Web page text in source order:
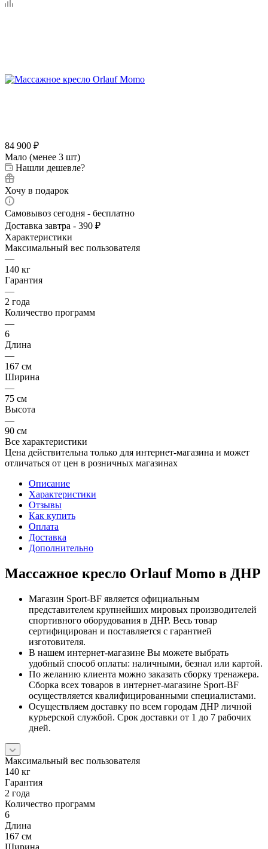
84 900 ₽
Мало (менее 3 шт)
Нашли дешевле?
Хочу в подарок
Самовывоз сегодня - бесплатно
Доставка завтра - 390 ₽
Характеристики
Максимальный вес пользователя
—
140 кг
Гарантия
—
2 года
Количество программ
—
6
Длина
—
167 см
Ширина
—
75 см
Высота
—
90 см
Все характеристики
Цена действительна только для интернет-магазина и может
отличаться от цен в розничных магазинах
Описание
Характеристики
Отзывы
Как купить
Оплата
Доставка
Дополнительно
Массажное кресло Orlauf Momo в ДНР
Магазин Sport-BF является официальным
представителем крупнейших мировых производителей
спортивного оборудования в ДНР. Весь товар
сертифицирован и поставляется с гарантией
изготовителя.
В нашем интернет-магазине Вы можете выбрать
удобный способ оплаты: наличными, безнал или картой.
По желанию клиента можно заказать сборку тренажера.
Сборка всех товаров в интернет-магазине Sport-BF
осуществляется квалифицированными специалистами.
Осуществляем доставку по всем городам ДНР личной
курьерской службой. Срок доставки от 1 до 7 рабочих
дней.
Максимальный вес пользователя
140 кг
Гарантия
2 года
Количество программ
6
Длина
167 см
Ширина